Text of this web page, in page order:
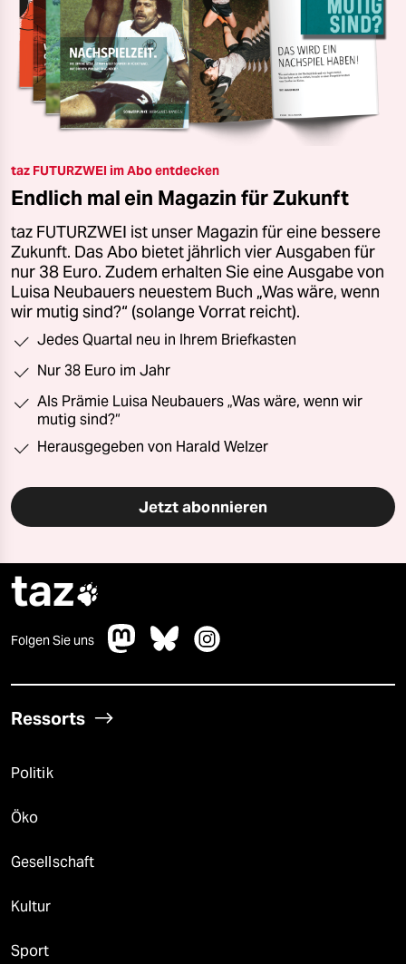
taz FUTURZWEI im Abo entdecken
Endlich mal ein Magazin für Zukunft
taz FUTURZWEI ist unser Magazin für eine bessere
Zukunft. Das Abo bietet jährlich vier Ausgaben für
nur 38 Euro. Zudem erhalten Sie eine Ausgabe von
Luisa Neubauers neuestem Buch „Was wäre, wenn
wir mutig sind?“ (solange Vorrat reicht).
Jedes Quartal neu in Ihrem Briefkasten
Nur 38 Euro im Jahr
Als Prämie Luisa Neubauers „Was wäre, wenn wir
mutig sind?“
Herausgegeben von Harald Welzer
Jetzt abonnieren
taz
Folgen Sie uns
Ressorts
Politik
Öko
Gesellschaft
Kultur
Sport